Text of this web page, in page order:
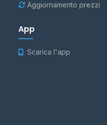
Aggiornamento prezzi
App
Scarica l'app